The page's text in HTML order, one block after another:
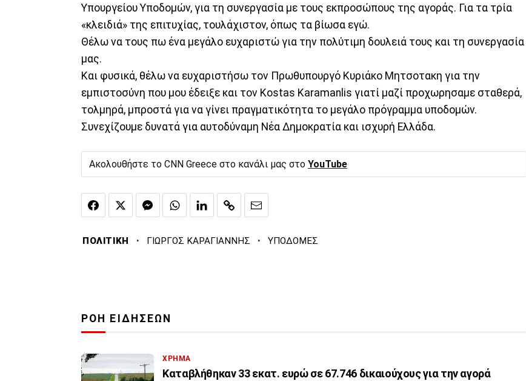
Υπουργείου Υποδομών, για τη συνεργασία με τους εκπροσώπους της αγοράς. Για τα τρία
«κλειδιά» της επιτυχίας, τουλάχιστον, όπως τα βίωσα εγώ.
Θέλω να τους πω ένα μεγάλο ευχαριστώ για την πολύτιμη δουλειά τους και τη συνεργασία
μας.
Και φυσικά, θέλω να ευχαριστήσω τον Πρωθυπουργό Κυριάκο Μητσοτακη για την
εμπιστοσύνη που μου έδειξε και τον Kostas Karamanlis γιατί μαζί προχωρησαμε σταθερά,
τολμηρά, μπροστά για να γίνει πραγματικότητα το μεγάλο πρόγραμμα υποδομών.
Συνεχίζουμε δυνατά για αυτοδύναμη Νέα Δημοκρατία και ισχυρή Ελλάδα.
Ακολουθήστε το CNN Greece στο κανάλι μας στο YouTube
ΠΟΛΙΤΙΚΗ · ΓΙΩΡΓΟΣ ΚΑΡΑΓΙΑΝΝΗΣ · ΥΠΟΔΟΜΕΣ
ΡΟΗ ΕΙΔΗΣΕΩΝ
ΧΡΗΜΑ
Καταβλήθηκαν 33 εκατ. ευρώ σε 67.746 δικαιούχους για την αγορά